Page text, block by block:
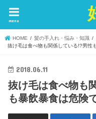
menu
HOME
髪の手入れ・悩み・知識
抜け毛は食べ物も関係している!?男性
2018.06.11
抜け毛は食べ物も
も暴飲暴食は危険